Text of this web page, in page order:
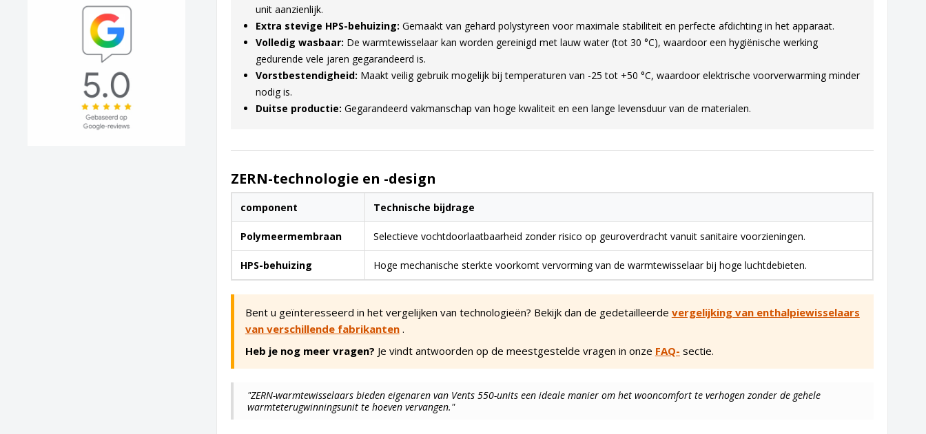
unit aanzienlijk.
Extra stevige HPS-behuizing: Gemaakt van gehard polystyreen voor maximale stabiliteit en perfecte afdichting in het apparaat.
Volledig wasbaar: De warmtewisselaar kan worden gereinigd met lauw water (tot 30 °C), waardoor een hygiënische werking
gedurende vele jaren gegarandeerd is.
Vorstbestendigheid: Maakt veilig gebruik mogelijk bij temperaturen van -25 tot +50 °C, waardoor elektrische voorverwarming minder
nodig is.
Duitse productie: Gegarandeerd vakmanschap van hoge kwaliteit en een lange levensduur van de materialen.
ZERN-technologie en -design
component Technische bijdrage
Polymeermembraan Selectieve vochtdoorlaatbaarheid zonder risico op geuroverdracht vanuit sanitaire voorzieningen.
HPS-behuizing Hoge mechanische sterkte voorkomt vervorming van de warmtewisselaar bij hoge luchtdebieten.
Bent u geïnteresseerd in het vergelijken van technologieën? Bekijk dan de gedetailleerde vergelijking van enthalpiewisselaars
van verschillende fabrikanten.
Heb je nog meer vragen? Je vindt antwoorden op de meestgestelde vragen in onze FAQ- sectie.
"ZERN-warmtewisselaars bieden eigenaren van Vents 550-units een ideale manier om het wooncomfort te verhogen zonder de gehele
warmteterugwinningsunit te hoeven vervangen."